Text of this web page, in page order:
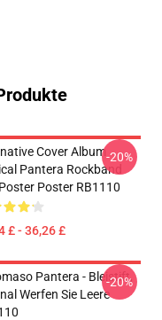
Cover Album
Pantera Rockband
Poster RB1110
£ - 36,26 £
-20%
Pantera - Bleistift,
Werfen Sie Leere
-20%